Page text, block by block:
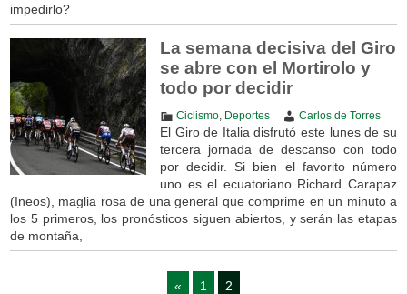
impedirlo?
La semana decisiva del Giro
se abre con el Mortirolo y
todo por decidir
Ciclismo, Deportes Carlos de Torres
El Giro de Italia disfrutó este lunes de su
tercera jornada de descanso con todo
por decidir. Si bien el favorito número
uno es el ecuatoriano Richard Carapaz
(Ineos), maglia rosa de una general que comprime en un minuto a
los 5 primeros, los pronósticos siguen abiertos, y serán las etapas
de montaña,
« 1 2